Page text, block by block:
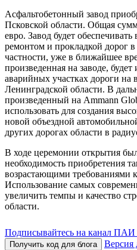
Асфальтобетонный завод
Псковской области. Общая
евро. Завод будет
ремонтом и прокладкой дорог
частности, уже в ближайшее
произведенная на заводе,
аварийных участках дороги на
Ленинградской области. В
произведенный на Ammann
использовать для создания
новой объездной
других дорогах области в
В ходе церемонии открытия
необходимость приобретения
возрастающими требованиями
Использование самых
увеличить темпы и качество
области.
Подписывайтесь на канал
Получить код для блога
Версия